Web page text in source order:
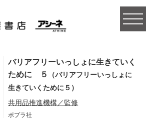
バリアフリーいっしょに生きていく
ために ５
（バリアフリーいっしょに
生きていくために５）
共用品推進機構／監修
ポプラ社